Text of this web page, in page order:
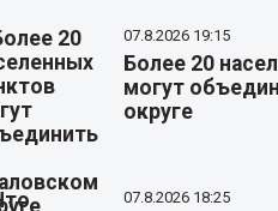
07.8.2026 19:15
Более 20
могут
округе
07.8.2026 18:25